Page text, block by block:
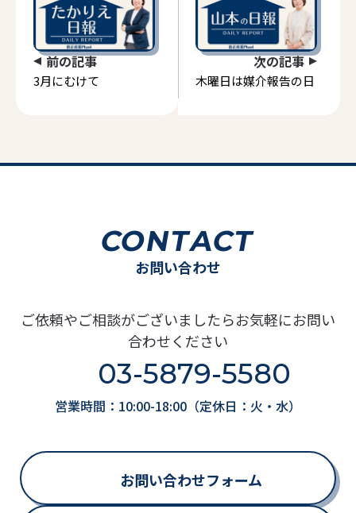
前の記事
3月にむけて
次の記事
木曜日は媒介報告の日
CONTACT
お問い合わせ
ご依頼やご相談がございましたらお気軽にお問い
合わせください
03-5879-5580
営業時間：10:00-18:00（定休日：火・水）
お問い合わせフォーム